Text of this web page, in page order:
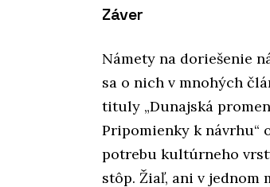
Záver
Námety na doriešenie
sa o nich v mnohých
tituly „Dunajská
Pripomienky k návrhu“
potrebu kultúrneho
stôp. Žiaľ, ani v